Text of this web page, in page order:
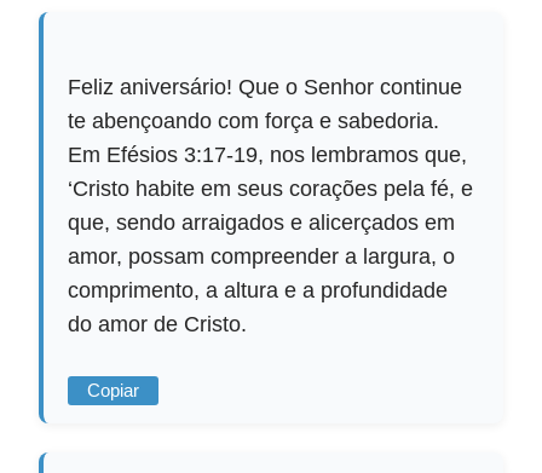
Feliz aniversário! Que o Senhor continue
te abençoando com força e sabedoria.
Em Efésios 3:17-19, nos lembramos que,
‘Cristo habite em seus corações pela fé, e
que, sendo arraigados e alicerçados em
amor, possam compreender a largura, o
comprimento, a altura e a profundidade
do amor de Cristo.
Copiar